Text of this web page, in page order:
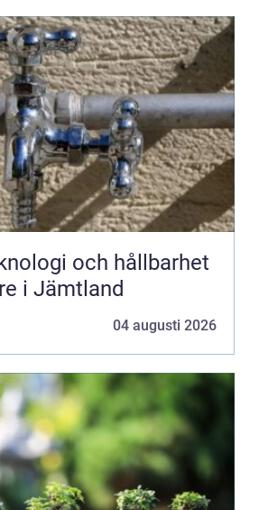
och hållbarhet
i Jämtland
04 augusti 2026